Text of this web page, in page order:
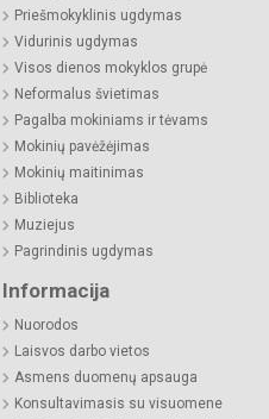
Priešmokyklinis ugdymas
Vidurinis ugdymas
Visos dienos mokyklos grupė
Neformalus švietimas
Pagalba mokiniams ir tėvams
Mokinių pavėžėjimas
Mokinių maitinimas
Biblioteka
Muziejus
Pagrindinis ugdymas
Informacija
Nuorodos
Laisvos darbo vietos
Asmens duomenų apsauga
Konsultavimasis su visuomene